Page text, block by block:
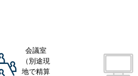
会議室
（別途現
地で精算